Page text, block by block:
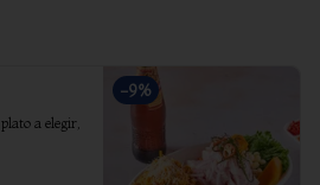
-9%
a elegir,